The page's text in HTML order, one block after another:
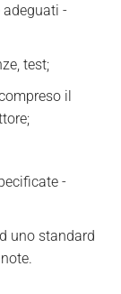
-
test;
il
-
uno standard